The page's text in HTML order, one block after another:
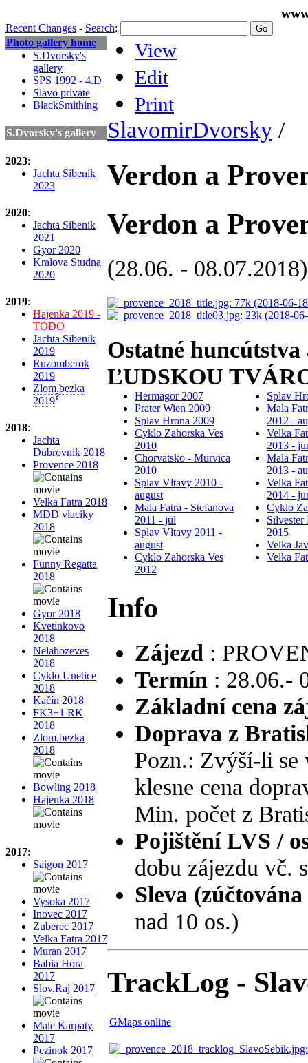
Recent Changes - Search:
Photo gallery home
S.Dvorsky's
gallery
SPS 1992 - 4.D
Slavo private
BlackSmithing
S.Dvorsky's gallery
2023:
Jachta Sibenik
2023
2020:
Jachta Sibenik
2021
Gyor 2020
Kralova Studna
2020
2019:
Hajenka 2019 -
TODO
Jachta Sibenik
2019
Ruzomberok
2019
Zlom.bezka
2019?
2018:
Jachta
Dubrovnik 2018
Provence 2018
Velka Fatra 2018
MDD vlaciky
2018
Funny Regatta
2018
Gyor 2018
Kvetinkovo
2018
Nelahozeves
2018
Cyklo Unetice
2018
Kačín 2018
FK3+1 RK
2018
Zlom.bezka
2018
Bowling 2018
Hajenka 2018
2017:
Saigon 2017
Vysoka 2017
Inovec 2017
Zuberec 2017
Velka Fatra 2017
Muran 2017
Babia Hora
2017
Slov.Raj 2017
Male Karpaty
2017
Pezinok 2017
View
Edit
Print
SlavomirDvorsky /
Verdon a
Verdon a
(28.06. - 08.07.2018)
Ostatné
ĽUDSKOU
Hermagor 2007
Prater Wien 2009
Splav Hrona 2009
Cyklo Zahorska Ves
2010
Chorvatsko - Murvica
2010
Splav Vltavy 2010 -
august
Mala Fatra - Stefanova
2011 - jul
Splav Vltavy 2011 -
august
Cyklo Zahorska Ves
2012
Splav
Mala
2012 -
Velka
2013 -
Mala
2013 -
Velka
2014 -
Cyklo
Silvester
2015
Velka
Velka
Info
Zájezd :
Termín : 28.06.-
Základní cena
Doprava z
Pozn.: Zvýší-li se
klesne cena
Min. počet z
Pojištění LVS /
dobu zájezdu vč.
Sleva
nad 10 os.)
TrackLog -
GMaps online